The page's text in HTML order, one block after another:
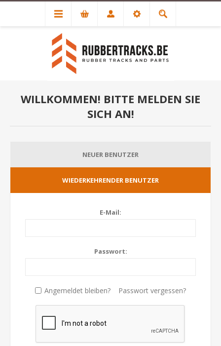
WILLKOMMEN! BITTE MELDEN SIE
SICH AN!
NEUER BENUTZER
WIEDERKEHRENDER BENUTZER
E-Mail:
Passwort:
Angemeldet bleiben? Passwort vergessen?